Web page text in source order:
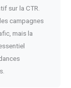
sur la CTR.
campagnes
mais la